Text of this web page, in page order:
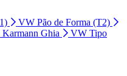
VW Pão de Forma (T2)
Karmann Ghia
VW Tipo